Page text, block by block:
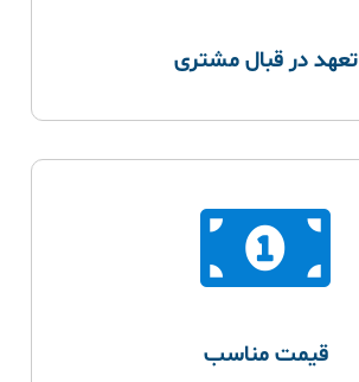
تعهد در قبال مشتری
قیمت مناسب